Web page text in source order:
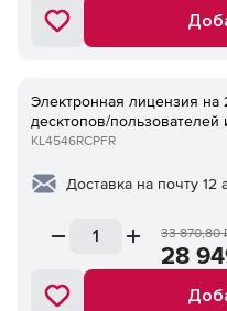
Электронная лицензия на
десктопов/
KL4546RCPFR
Доставка на почту 12
33 870,80
28